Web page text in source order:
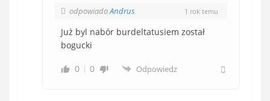
odpowiadaAndrus 1 rok temu
Już byl nabór burdeltatusiem został
bogucki
0 0 Odpowiedz